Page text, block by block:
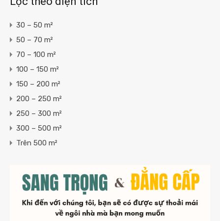
30 – 50 m²
50 – 70 m²
70 – 100 m²
100 – 150 m²
150 – 200 m²
200 – 250 m²
250 – 300 m²
300 – 500 m²
Trên 500 m²